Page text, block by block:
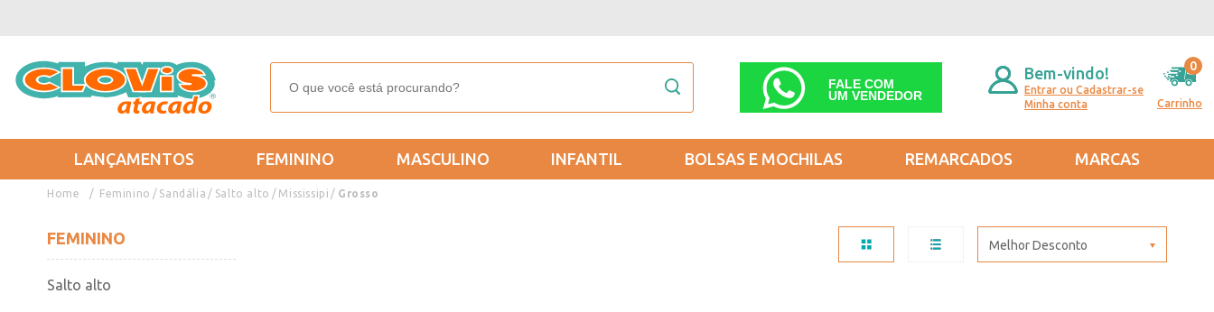
FALE COM
UM VENDEDOR
Bem-vindo!
Entrar ou Cadastrar-se
Minha conta
Carrinho
0
LANÇAMENTOS FEMININO MASCULINO INFANTIL BOLSAS E MOCHILAS REMARCADOS MARCAS
Feminino Sandália Salto alto Mississipi Grosso
FEMININO
Salto alto
Melhor Desconto